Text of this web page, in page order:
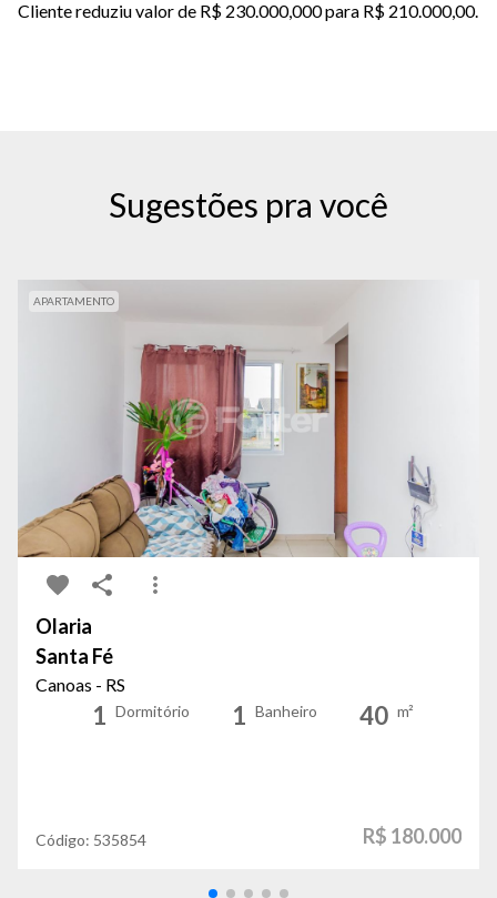
Cliente reduziu valor de R$ 230.000,000 para R$ 210.000,00.
Sugestões pra você
APARTAMENTO
Olaria
Santa Fé
Canoas - RS
1 Dormitório 1 Banheiro 40 m²
Código: 535854 R$ 180.000